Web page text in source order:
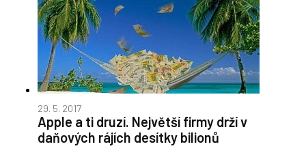
29. 5. 2017
Apple a ti druzí. Největší firmy drží v
daňových rájích desítky bilionů